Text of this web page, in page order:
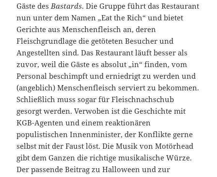
Gäste desBastards. Die Gruppe führt das Restaurant
nun unter dem Namen „Eat the Rich“ und bietet
Gerichte aus Menschenfleisch an, deren
Fleischgrundlage die getöteten Besucher und
Angestellten sind. Das Restaurant läuft besser als
zuvor, weil die Gäste es absolut „in“ finden, vom
Personal beschimpft und erniedrigt zu werden und
(angeblich) Menschenfleisch serviert zu bekommen.
Schließlich muss sogar für Fleischnachschub
gesorgt werden. Verwoben ist die Geschichte mit
KGB-Agenten und einem reaktionären
populistischen Innenminister, der Konflikte gerne
selbst mit der Faust löst. Die Musik von Motörhead
gibt dem Ganzen die richtige musikalische Würze.
Der passende Beitrag zu Halloween und zur